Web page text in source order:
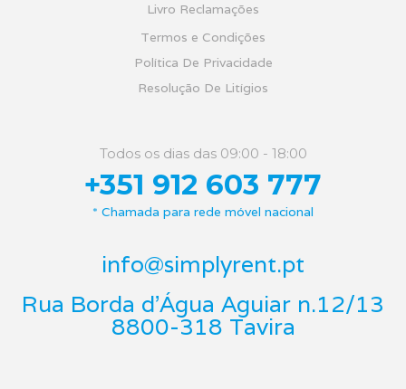
Livro Reclamações
Termos e Condições
Política De Privacidade
Resolução De Litígios
Todos os dias das 09:00 - 18:00
+351 912 603 777
* Chamada para rede móvel nacional
info@simplyrent.pt
Rua Borda d'Água Aguiar n.12/13
8800-318 Tavira